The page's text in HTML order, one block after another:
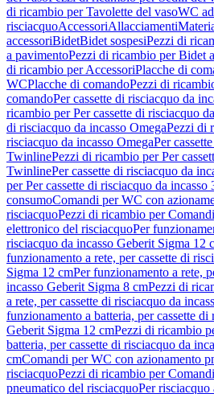
di ricambio per Tavolette del vasoWC
risciacquoAccessoriAllacciamenti
accessoriBidetBidet sospesiPezzi di
a pavimentoPezzi di ricambio per Bidet
di ricambio per AccessoriPlacche di
WCPlacche di comandoPezzi di
comandoPer cassette di risciacquo da
ricambio per Per cassette di risciacquo
di risciacquo da incasso OmegaPezzi di
risciacquo da incasso OmegaPer
TwinlinePezzi di ricambio per Per
TwinlinePer cassette di risciacquo da
per Per cassette di risciacquo da incasso
consumoComandi per WC con
risciacquoPezzi di ricambio per
elettronico del risciacquoPer
risciacquo da incasso Geberit Sigma 12
funzionamento a rete, per cassette di
Sigma 12 cmPer funzionamento a rete,
incasso Geberit Sigma 8 cmPezzi di
a rete, per cassette di risciacquo da
funzionamento a batteria, per cassette di
Geberit Sigma 12 cmPezzi di ricambio
batteria, per cassette di risciacquo da
cmComandi per WC con azionamento
risciacquoPezzi di ricambio per
pneumatico del risciacquoPer risciacquo